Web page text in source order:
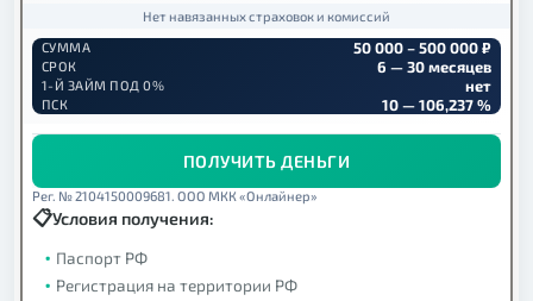
Нет навязанных страховок и комиссий
СУММА
50 000 – 500 000 ₽
СРОК 6 — 30 месяцев
1-Й ЗАЙМ ПОД 0% нет
ПСК 10 — 106,237 %
ПОЛУЧИТЬ ДЕНЬГИ
Рег. № 2104150009681. ООО МКК «Онлайнер»
Условия получения:
Паспорт РФ
Регистрация на территории РФ